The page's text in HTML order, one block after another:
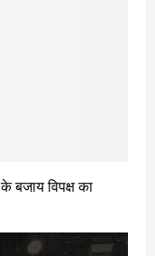
बजाय विपक्ष का